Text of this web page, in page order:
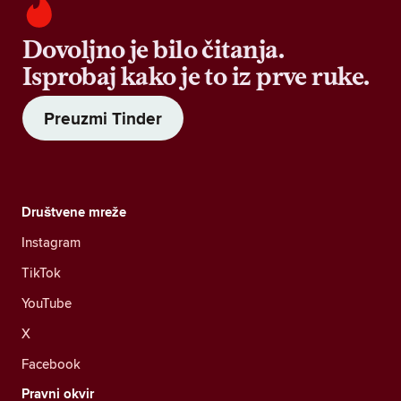
Dovoljno je bilo čitanja.
Isprobaj kako je to iz prve ruke.
Preuzmi Tinder
Društvene mreže
Instagram
TikTok
YouTube
X
Facebook
Pravni okvir